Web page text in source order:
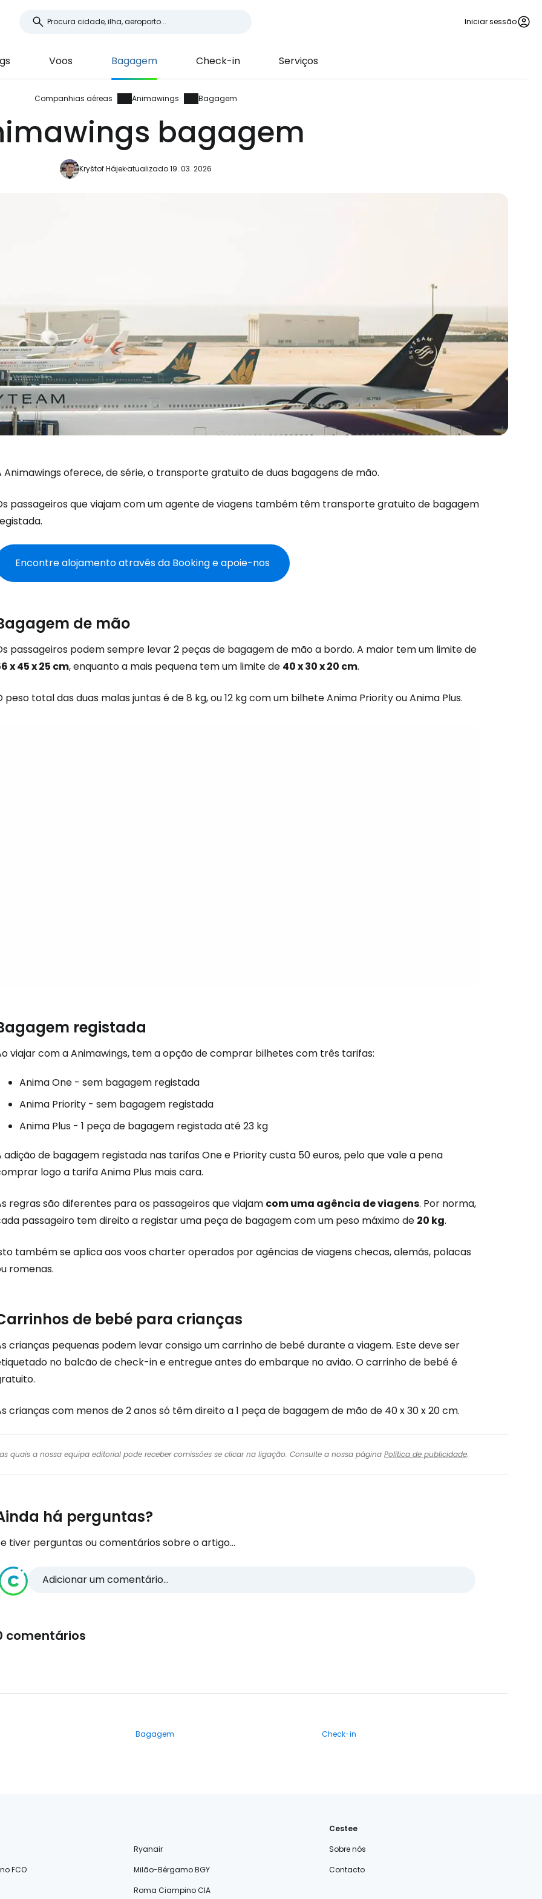
Iniciar sessão
Voos Bagagem Check-in Serviços
Companhias aéreas Animawings Bagagem
bagagem
Kryštof Hájekatualizado 19. 03. 2026
Animawings oferece, de série, o transporte gratuito de duas bagagens de mão.
passageiros que viajam com um agente de viagens também têm transporte gratuito de bagagem
Encontre alojamento através da Booking e apoie-nos
de mão
passageiros podem sempre levar 2 peças de bagagem de mão a bordo. A maior tem um limite de
x 45 x 25 cm, enquanto a mais pequena tem um limite de 40 x 30 x 20 cm.
peso total das duas malas juntas é de 8 kg, ou 12 kg com um bilhete Anima Priority ou Anima Plus.
registada
viajar com a Animawings, tem a opção de comprar bilhetes com três tarifas:
Anima One - sem bagagem registada
Anima Priority - sem bagagem registada
Anima Plus - 1 peça de bagagem registada até 23 kg
adição de bagagem registada nas tarifas One e Priority custa 50 euros, pelo que vale a pena
logo a tarifa Anima Plus mais cara.
regras são diferentes para os passageiros que viajam com uma agência de viagens. Por norma,
passageiro tem direito a registar uma peça de bagagem com um peso máximo de 20 kg.
também se aplica aos voos charter operados por agências de viagens checas, alemãs, polacas
romenas.
de bebé para crianças
crianças pequenas podem levar consigo um carrinho de bebé durante a viagem. Este deve ser
no balcão de check-in e entregue antes do embarque no avião. O carrinho de bebé é
crianças com menos de 2 anos só têm direito a 1 peça de bagagem de mão de 40 x 30 x 20 cm.
quais a nossa equipa editorial pode receber comissões se clicar na ligação. Consulte a nossa página Política de publicidade.
há perguntas?
tiver perguntas ou comentários sobre o artigo...
Adicionar um comentário...
comentários
Bagagem Check-in
Ryanair
FCO
Milão-Bérgamo BGY
Roma Ciampino CIA
Cestee
Sobre nós
Contacto